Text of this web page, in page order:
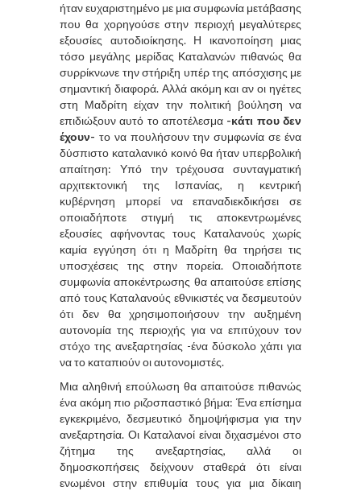
ήταν ευχαριστημένο με μια συμφωνία μετάβασης
που θα χορηγούσε στην περιοχή μεγαλύτερες
εξουσίες αυτοδιοίκησης. Η ικανοποίηση μιας
τόσο μεγάλης μερίδας Καταλανών πιθανώς θα
συρρίκνωνε την στήριξη υπέρ της απόσχισης με
σημαντική διαφορά. Αλλά ακόμη και αν οι ηγέτες
στη Μαδρίτη είχαν την πολιτική βούληση να
επιδιώξουν αυτό το αποτέλεσμα -κάτι που δεν
έχουν- το να πουλήσουν την συμφωνία σε ένα
δύσπιστο καταλανικό κοινό θα ήταν υπερβολική
απαίτηση: Υπό την τρέχουσα συνταγματική
αρχιτεκτονική της Ισπανίας, η κεντρική
κυβέρνηση μπορεί να επαναδιεκδικήσει σε
οποιαδήποτε στιγμή τις αποκεντρωμένες
εξουσίες αφήνοντας τους Καταλανούς χωρίς
καμία εγγύηση ότι η Μαδρίτη θα τηρήσει τις
υποσχέσεις της στην πορεία. Οποιαδήποτε
συμφωνία αποκέντρωσης θα απαιτούσε επίσης
από τους Καταλανούς εθνικιστές να δεσμευτούν
ότι δεν θα χρησιμοποιήσουν την αυξημένη
αυτονομία της περιοχής για να επιτύχουν τον
στόχο της ανεξαρτησίας -ένα δύσκολο χάπι για
να το καταπιούν οι αυτονομιστές.
Μια αληθινή επούλωση θα απαιτούσε πιθανώς
ένα ακόμη πιο ριζοσπαστικό βήμα: Ένα επίσημα
εγκεκριμένο, δεσμευτικό δημοψήφισμα για την
ανεξαρτησία. Οι Καταλανοί είναι διχασμένοι στο
ζήτημα της ανεξαρτησίας, αλλά οι
δημοσκοπήσεις δείχνουν σταθερά ότι είναι
ενωμένοι στην επιθυμία τους για μια δίκαιη